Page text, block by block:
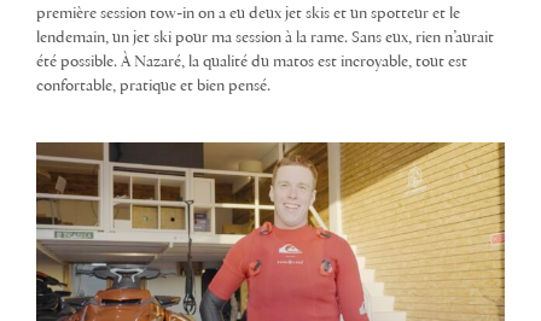
première session tow-in on a eu deux jet skis et un spotteur et le
lendemain, un jet ski pour ma session à la rame. Sans eux, rien n’aurait
été possible. À Nazaré, la qualité du matos est incroyable, tout est
confortable, pratique et bien pensé.